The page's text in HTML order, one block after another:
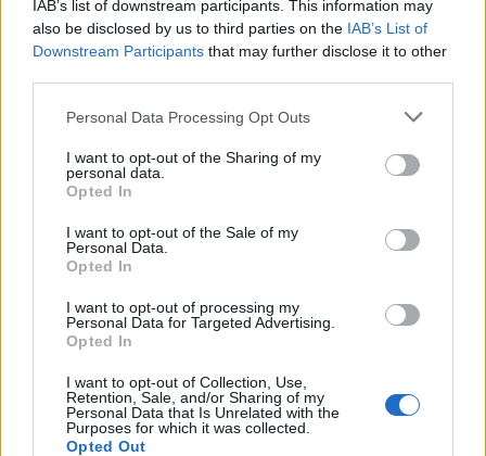
IAB’s list of downstream participants. This information may
also be disclosed by us to third parties on the IAB’s List of
Downstream Participants that may further disclose it to other
Please note that this website/app uses one or more Google
not limited to your visit or usage behaviour. You may click to
grant or deny consent to Google and its third-party tags to
use your data for below specified purposes in below Google
consent section.
Personal Data Processing Opt Outs
I want to opt-out of the Sharing of my
personal data.
Opted In
I want to opt-out of the Sale of my
Personal Data.
Opted In
I want to opt-out of processing my
Personal Data for Targeted Advertising.
Opted In
I want to opt-out of Collection, Use,
Retention, Sale, and/or Sharing of my
Personal Data that Is Unrelated with the
Purposes for which it was collected.
Opted Out
Genova.
Ilaria Mauri
Ilaria Mauri, bolognese, decise di seguire il
giornalismo sportivo dopo una notte al
Dall'Ara durante una partita decisiva: oggi
coordina le pagine di competizioni e
commenti. In redazione predilige reportage
sul campo e conserva il biglietto di quella